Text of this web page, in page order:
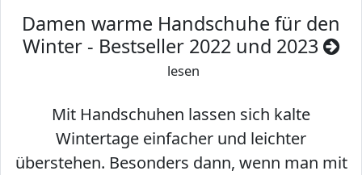
Damen warme Handschuhe für den
Winter - Bestseller 2022 und 2023
lesen
Mit Handschuhen lassen sich kalte
Wintertage einfacher und leichter
überstehen. Besonders dann, wenn man mit